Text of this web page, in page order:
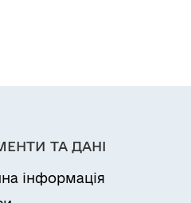
ТА ДАНІ
інформація